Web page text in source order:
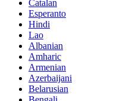
Catalan
Esperanto
Hindi
Lao
Albanian
Amharic
Armenian
Azerbaijani
Belarusian